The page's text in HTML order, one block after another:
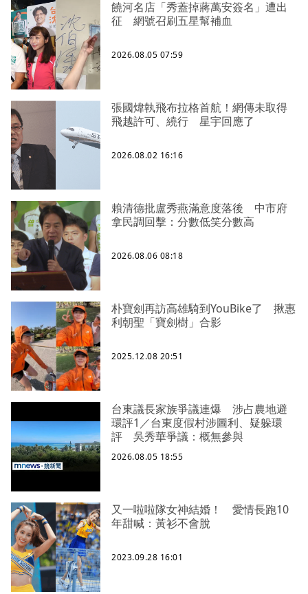
饒河名店「秀蓋掉蔣萬安簽名」遭出
征 網號召刷五星幫補血
2026.08.05 07:59
張國煒執飛布拉格首航！網傳未取得
飛越許可、繞行 星宇回應了
2026.08.02 16:16
賴清德批盧秀燕滿意度落後 中市府
拿民調回擊：分數低笑分數高
2026.08.06 08:18
朴寶劍再訪高雄騎到YouBike了 揪惠
利朝聖「寶劍樹」合影
2025.12.08 20:51
台東議長家族爭議連爆 涉占農地避
環評1／台東度假村涉圖利、疑躲環
評 吳秀華爭議：概無參與
2026.08.05 18:55
又一啦啦隊女神結婚！ 愛情長跑10
年甜喊：黃衫不會脫
2023.09.28 16:01